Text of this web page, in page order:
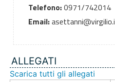
Telefono:0971/742014
Email:
ALLEGATI
Scarica tutti gli allegati